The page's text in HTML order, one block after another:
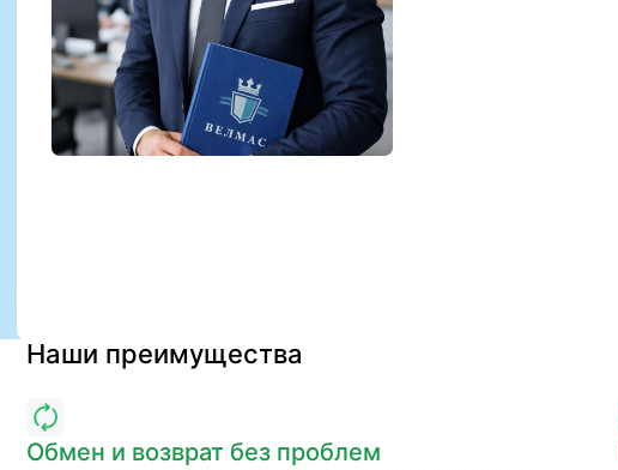
Наши преимущества
Обмен и возврат без проблем